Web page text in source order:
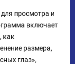
просмотра и
включает
как
размера,
глаз»,